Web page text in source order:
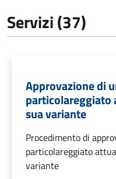
Servizi (37)
Approvazione di
particolareggiato
sua variante
Procedimento di
particolareggiato
variante